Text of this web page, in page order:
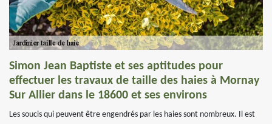
Simon Jean Baptiste et ses aptitudes pour
effectuer les travaux de taille des haies à Mornay
Sur Allier dans le 18600 et ses environs
Les soucis qui peuvent être engendrés par les haies sont nombreux. Il est